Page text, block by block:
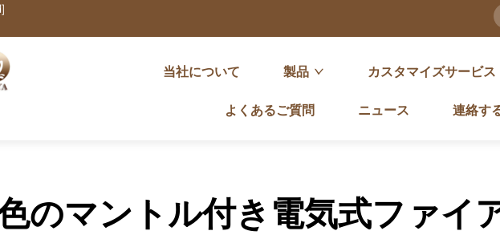
当社について 製品 カスタマイズサービス
よくあるご質問 ニュース 連絡す
のマントル付き電気式ファイ